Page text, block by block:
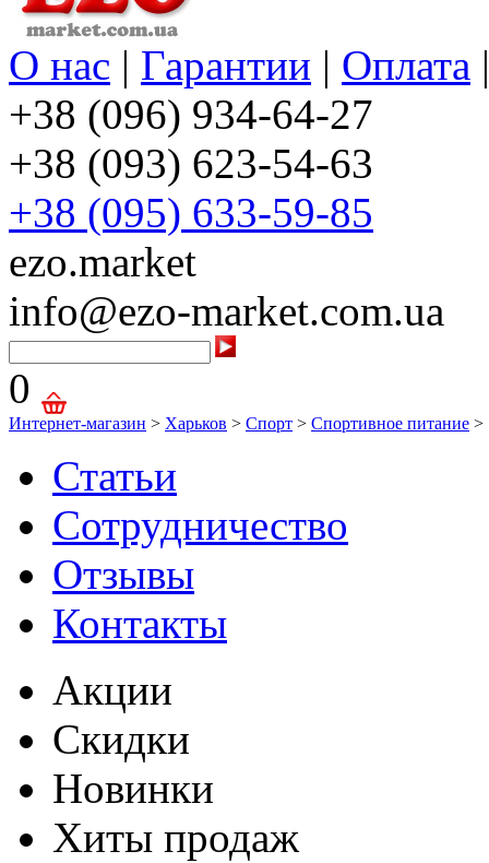
О нас | Гарантии | Оплата
+38 (096) 934-64-27
+38 (093) 623-54-63
+38 (095) 633-59-85
ezo.market
info@ezo-market.com.ua
0
Интернет-магазин > Харьков > Спорт > Спортивное питание >
Статьи
Сотрудничество
Отзывы
Контакты
Акции
Скидки
Новинки
Хиты продаж